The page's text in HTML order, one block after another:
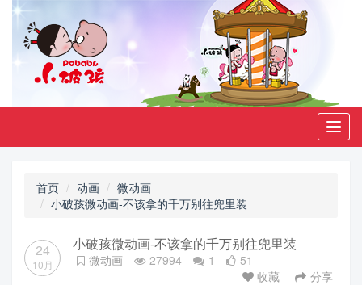
首页 动画
微动画
小破孩微动画-不该拿的千万别往兜里装
24
10月
小破孩微动画-不该拿的千万别往兜里装
微动画 27994 1
51
收藏
分享